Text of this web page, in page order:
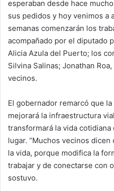
esperaban desde hace
sus pedidos y hoy venimos a
semanas comenzarán los
acompañado por el diputado
Alicia Azula del Puerto; los
Silvina Salinas; Jonathan
vecinos.
El gobernador remarcó que
mejorará la infraestructura
transformará la vida
lugar. “Muchos vecinos
la vida, porque modifica la
trabajar y de conectarse con
sostuvo.